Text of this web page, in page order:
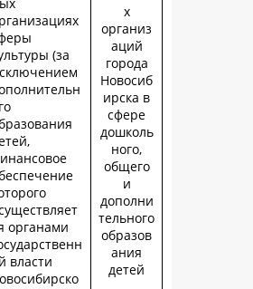
(за
органами
власти
х
организ
аций
города
Новосиб
ирска в
сфере
дошколь
ного,
общего
и
дополни
тельного
образов
ания
детей